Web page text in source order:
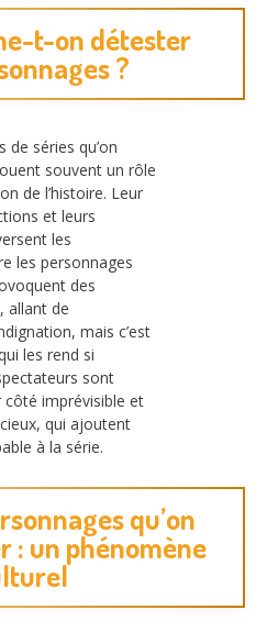
t-on détester
?
de séries qu’on
souvent un rôle
de l’histoire. Leur
et leurs
les
les personnages
des
allant de
mais c’est
les rend si
sont
côté imprévisible et
qui ajoutent
à la série.
qu’on
: un phénomène